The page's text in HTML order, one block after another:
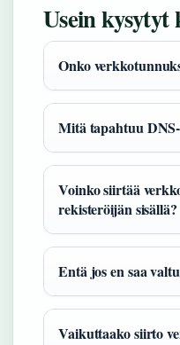
Usein kysytyt
Onko
Mitä tapahtuu
Voinko siirtää
rekisteröijän sisällä?
Entä jos en saa
Vaikuttaako siirto